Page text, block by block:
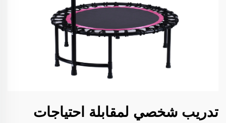
تدريب شخصي لمقابلة احتياجات